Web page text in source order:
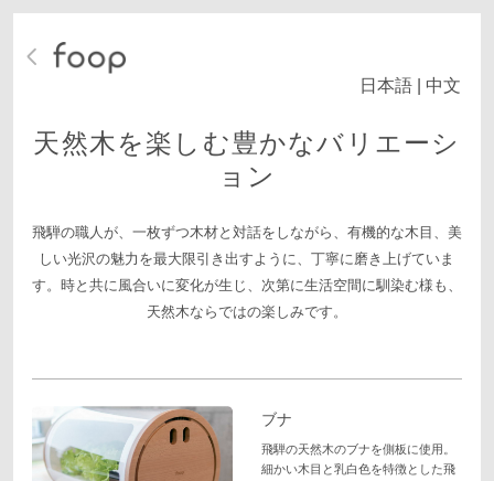
日本語 中文
天然木を楽しむ豊かなバリエーシ
ョン
飛騨の職人が、一枚ずつ木材と対話をしながら、有機的な木目、美
しい光沢の魅力を最大限引き出すように、丁寧に磨き上げていま
す。 時と共に風合いに変化が生じ、次第に生活空間に馴染む様も、
天然木ならではの楽しみです。
ブナ
飛騨の天然木のブナを側板に使用。
細かい木目と乳白色を特徴とした飛